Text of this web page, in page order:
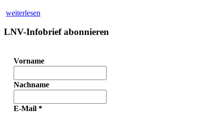
weiterlesen
LNV-Infobrief abonnieren
Vorname
Nachname
E-Mail *